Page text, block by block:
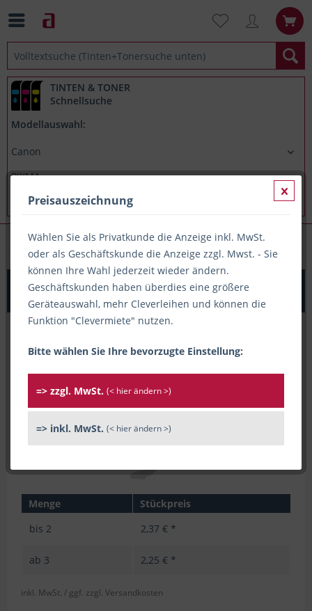
TINTEN & TONER
Schnellsuche
Modellauswahl:
Canon PIXMA MG5753
Printation Tinte ersetzt Canon CLI-571BKXL, ca. 895 S.,
schwarz
Menge
Stückpreis
bis 2 2,37 € *
ab 3 2,25 € *
inkl. MwSt. / ggf. zzgl. Versandkosten
Preisauszeichnung
Wählen Sie als Privatkunde die Anzeige inkl. MwSt.
oder als Geschäftskunde die Anzeige zzgl. Mwst. - Sie
können Ihre Wahl jederzeit wieder ändern.
Geschäftskunden haben überdies eine größere
Geräteauswahl, mehr Cleverleihen und können die
Funktion "Clevermiete" nutzen.
Bitte wählen Sie Ihre bevorzugte Einstellung:
=> zzgl. MwSt. (< hier ändern >)
=> inkl. MwSt. (< hier ändern >)